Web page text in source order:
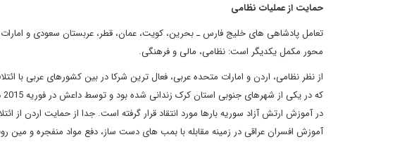
حمایت از عملیات نظامی
تعامل پادشاهی های خلیج فارس ـ بحرین، کویت، عمان، قطر، عربستان سعودی و
محور مکمل یکدیگر است: نظامی، مالی و فرهنگی.
از نظر نظامی، اردن و امارات متحده عربی، فعال ترین شرکا در بین کشورهای عربی
در آموزش ارتش آزاد سوریه بارها مورد انتقاد قرار گرفته است. جدا از حمایت اردن از
آموزش افسران عراقی در زمینه مقابله با بمب های دست ساز، دفع مواد منفجره و مین